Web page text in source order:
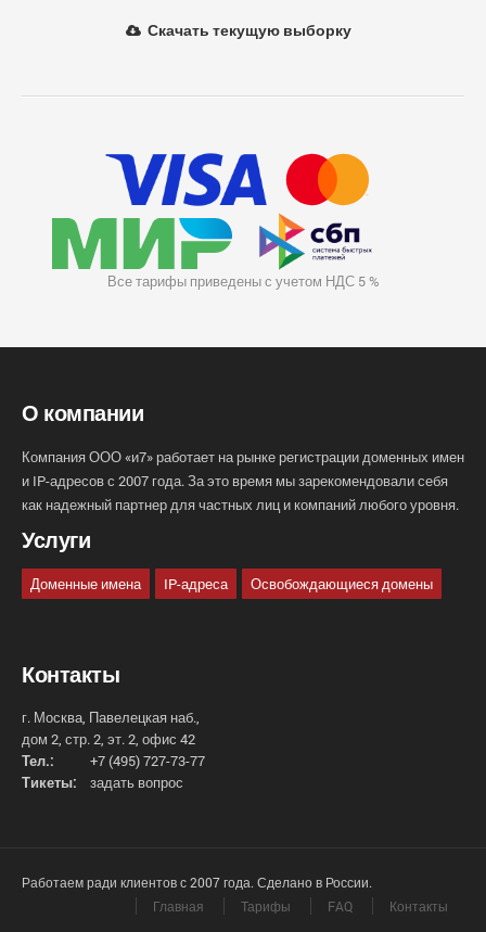
Скачать текущую выборку
Все тарифы приведены с учетом НДС 5 %
О компании
Компания ООО «и7» работает на рынке регистрации доменных имен
и IP-адресов с 2007 года. За это время мы зарекомендовали себя
как надежный партнер для частных лиц и компаний любого уровня.
Услуги
Доменные имена IP-адреса Освобождающиеся домены
Контакты
г. Москва, Павелецкая наб.,
дом 2, стр. 2, эт. 2, офис 42
Тел.:
+7 (495) 727-73-77
Тикеты:
задать вопрос
Работаем ради клиентов с 2007 года. Сделано в России.
Главная
Тарифы FAQ Контакты